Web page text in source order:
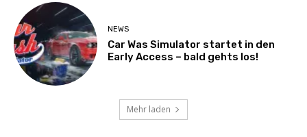
NEWS
Car Was Simulator startet in den
Early Access – bald gehts los!
Mehr laden